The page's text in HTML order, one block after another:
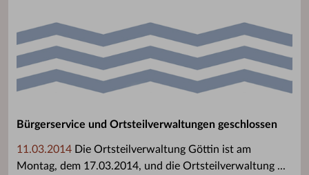
Bürgerservice und Ortsteilverwaltungen geschlossen
11.03.2014 Die Ortsteilverwaltung Göttin ist am
Montag, dem 17.03.2014, und die Ortsteilverwaltung ...